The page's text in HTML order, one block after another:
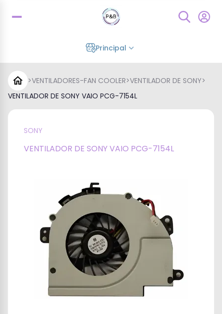
Principal
>VENTILADORES-FAN COOLER>VENTILADOR DE SONY>
VENTILADOR DE SONY VAIO PCG-7154L
SONY
VENTILADOR DE SONY VAIO PCG-7154L